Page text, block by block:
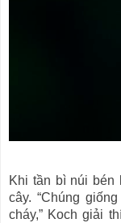
Khi tần bì núi bén
cây. “Chúng
cháy,” Koch giải